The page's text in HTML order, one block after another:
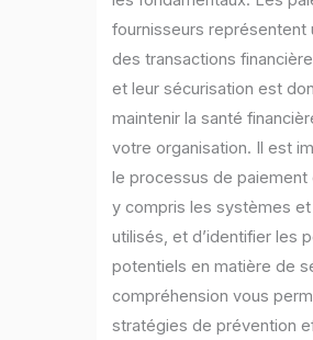
fournisseurs représentent
des transactions
et leur sécurisation est
maintenir la santé
votre organisation. Il est
le processus de
y compris les systèmes
utilisés, et d’identifier les
potentiels en matière de
compréhension vous
stratégies de prévention